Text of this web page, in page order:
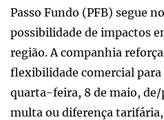
Passo Fundo (PFB) segue
possibilidade de impactos
região. A companhia
flexibilidade comercial para
quarta-feira, 8 de maio, de/
multa ou diferença